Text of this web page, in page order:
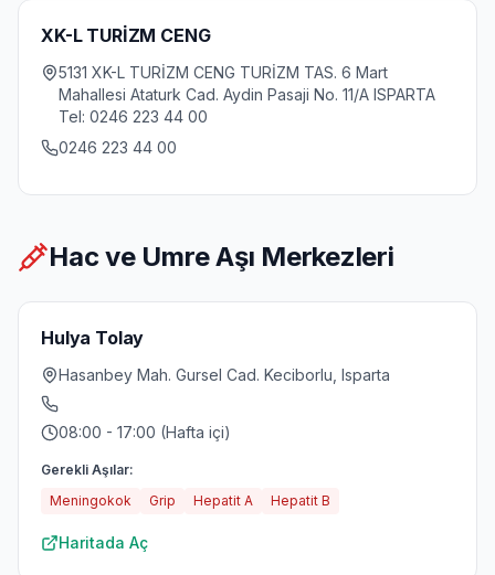
XK-L TURİZM CENG
5131 XK-L TURİZM CENG TURİZM TAS. 6 Mart
Mahallesi Ataturk Cad. Aydin Pasaji No. 11/A ISPARTA
Tel: 0246 223 44 00
0246 223 44 00
Hac ve Umre Aşı Merkezleri
Hulya Tolay
Hasanbey Mah. Gursel Cad. Keciborlu, Isparta
08:00 - 17:00 (Hafta içi)
Gerekli Aşılar:
Meningokok
Grip Hepatit A Hepatit B
Haritada Aç